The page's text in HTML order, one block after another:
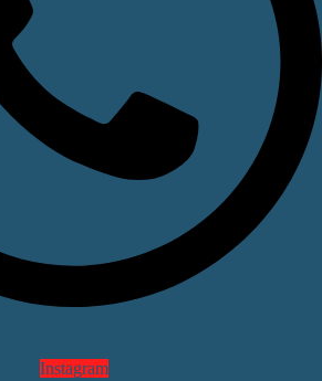
Instagram